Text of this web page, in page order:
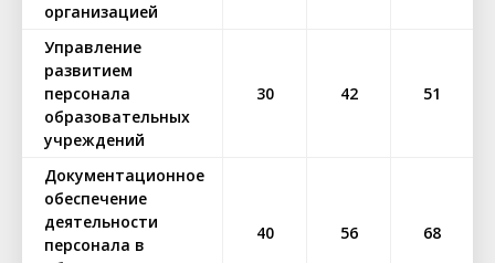
организацией
Управление
развитием
персонала
образовательных
учреждений
30 42 51
Документационное
обеспечение
деятельности
персонала в
40 56 68